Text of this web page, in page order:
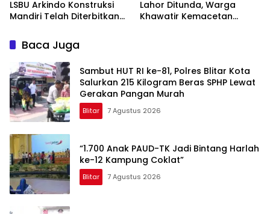
LSBU Arkindo Konstruksi
Mandiri Telah Diterbitkan
Lahor Ditunda, Warga
Khawatir Kemacetan
Baca Juga
Sambut HUT RI ke-81, Polres Blitar Kota
Salurkan 215 Kilogram Beras SPHP Lewat
Gerakan Pangan Murah
Blitar 7 Agustus 2026
“1.700 Anak PAUD-TK Jadi Bintang Harlah
ke-12 Kampung Coklat”
Blitar 7 Agustus 2026